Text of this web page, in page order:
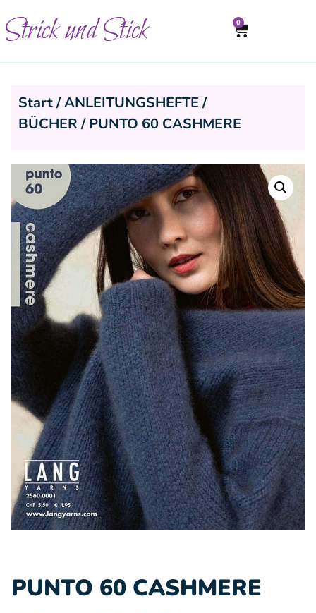
Strick und Stick 0
Start/ANLEITUNGSHEFTE /
BÜCHER/ PUNTO 60 CASHMERE
PUNTO 60 CASHMERE